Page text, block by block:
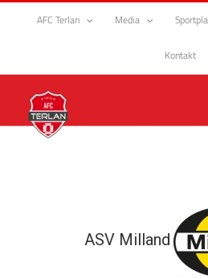
Zum
AFC Terlan Media
Kontakt
ASV Milland